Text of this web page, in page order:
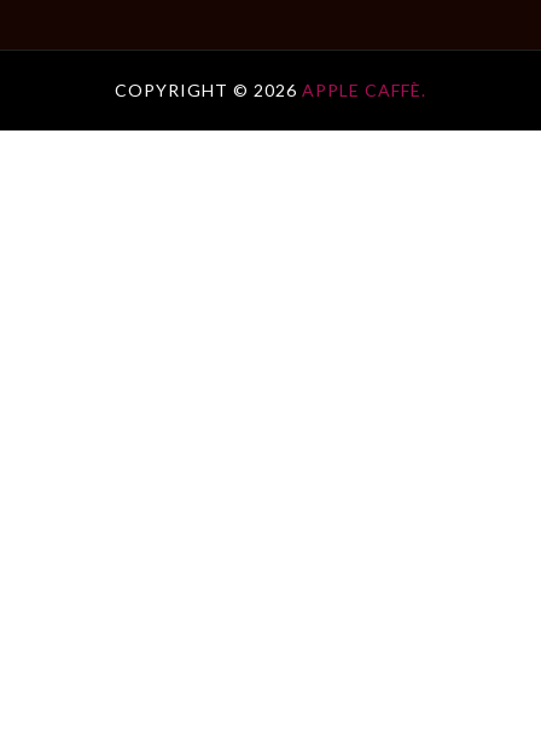
COPYRIGHT © 2026 APPLE CAFFÈ.